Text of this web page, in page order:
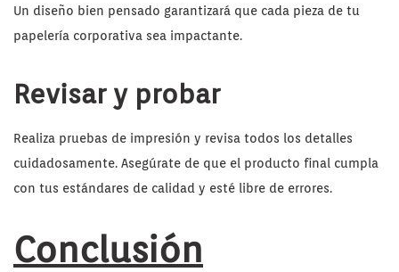
Un diseño bien pensado garantizará que cada pieza de tu
papelería corporativa sea impactante.
Revisar y probar
Realiza pruebas de impresión y revisa todos los detalles
cuidadosamente. Asegúrate de que el producto final cumpla
con tus estándares de calidad y esté libre de errores.
Conclusión